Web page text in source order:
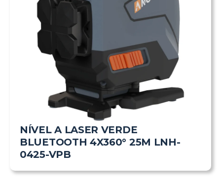
NÍVEL A LASER VERDE
BLUETOOTH 4X360° 25M LNH-
0425-VPB